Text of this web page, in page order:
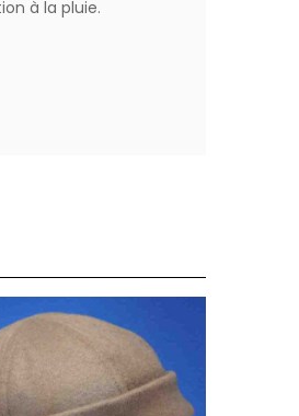
à la pluie.